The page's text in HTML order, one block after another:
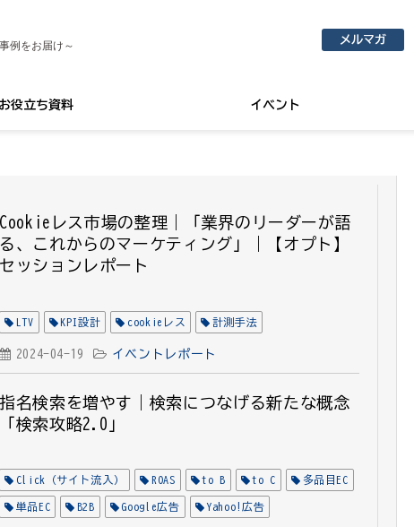
例をお届け～ メルマガ
お役立ち資料 イベント
Cookieレス市場の整理｜「業界のリーダーが語
る、これからのマーケティング」｜【オプト】
セッションレポート
LTV KPI設計 cookieレス 計測手法
2024-04-19 イベントレポート
指名検索を増やす｜検索につなげる新たな概念
「検索攻略2.0」
Click（サイト流入） ROAS to B to C 多品目EC
単品EC B2B Google広告 Yahoo!広告